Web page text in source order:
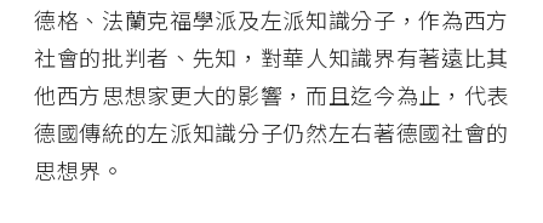
德格、法蘭克福學派及左派知識分子，作為西方
社會的批判者、先知，對華人知識界有著遠比其
他西方思想家更大的影響，而且迄今為止，代表
德國傳統的左派知識分子仍然左右著德國社會的
思想界。